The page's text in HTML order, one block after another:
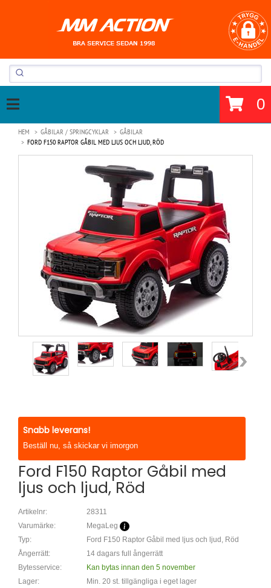
0
HEM GÅBILAR / SPRINGCYKLAR
GÅBILAR
FORD F150 RAPTOR GÅBIL MED LJUS OCH LJUD, RÖD
Snabb leverans!
Beställ nu, så skickar vi imorgon
Ford F150 Raptor Gåbil med
ljus och ljud, Röd
Artikelnr:
28311
Varumärke:
MegaLeg
Typ:
Ford F150 Raptor Gåbil med ljus och ljud, Röd
Ångerrätt:
14 dagars full ångerrätt
Bytesservice:
Kan bytas innan den 5 november
Lager:
Min. 20 st. tillgängliga i eget lager